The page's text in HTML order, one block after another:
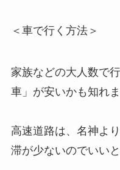
＜車で行く方法＞
家族などの大人数で
車」が安いかも知れま
高速道路は、名神よ
滞が少ないのでいいと